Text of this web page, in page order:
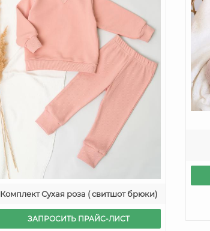
Комплект Сухая роза ( свитшот брюки)
ЗАПРОСИТЬ ПРАЙС-ЛИСТ